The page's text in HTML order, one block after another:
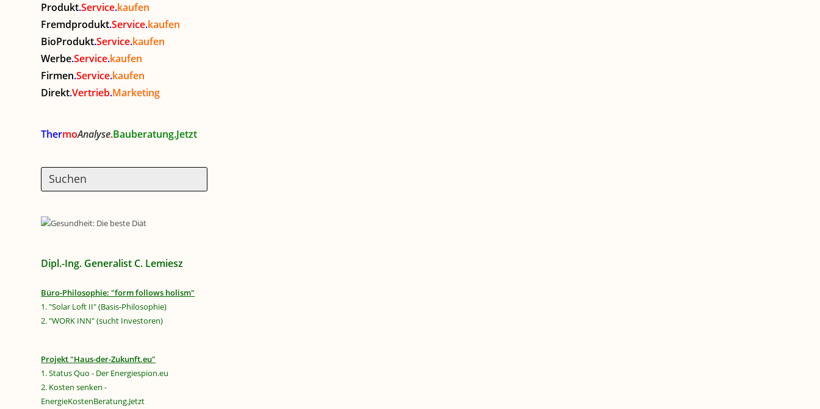
Produkt.Service.kaufen
Fremdprodukt.Service.kaufen
BioProdukt.Service.kaufen
Werbe.Service.kaufen
Firmen.Service.kaufen
Direkt.Vertrieb.Marketing
ThermoAnalyse.Bauberatung.Jetzt
Dipl.-Ing. Generalist C. Lemiesz
Büro-Philosophie: "form follows holism"
1. "Solar Loft II" (Basis-Philosophie)
2. "WORK INN" (sucht Investoren)
Projekt "Haus-der-Zukunft.eu"
1. Status Quo - Der Energiespion.eu
2. Kosten senken -
EnergieKostenBeratung.Jetzt